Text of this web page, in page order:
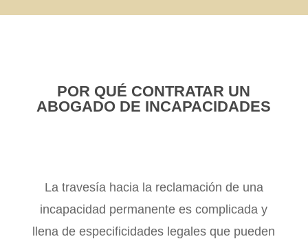
POR QUÉ CONTRATAR UN
ABOGADO DE INCAPACIDADES
La travesía hacia la reclamación de una
incapacidad permanente es complicada y
llena de especificidades legales que pueden